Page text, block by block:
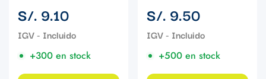
Precio
regular
S/. 9.10
+300 en stock
Precio
regular
S/. 9.50
+500 en stock